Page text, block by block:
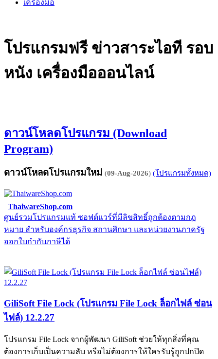
เครื่องมือ
โปรแกรมฟรี ข่าวสาระไอที รอบ
หนัง เครื่องมือออนไลน์
ดาวน์โหลดโปรแกรม (Download
Program)
ดาวน์โหลดโปรแกรมใหม่ (09-Aug-2026) (โปรแกรมทั้งหมด)
ThaiwareShop.com
ศูนย์รวมโปรแกรมแท้ ซอฟต์แวร์ที่มีลิขสิทธิ์ถูกต้องตามกฏ
หมาย สำหรับองค์กรธุรกิจ สถานศึกษา และหน่วยงานภาครัฐ
ออกใบกำกับภาษีได้
GiliSoft File Lock (โปรแกรม File Lock ล็อกไฟล์ ซ่อน
ไฟล์) 12.2.27
โปรแกรม File Lock จากผู้พัฒนา GiliSoft ช่วยให้ทุกสิ่งที่คุณ
ต้องการเก็บเป็นความลับ หรือไม่ต้องการให้ใครรับรู้ถูกปกปิด